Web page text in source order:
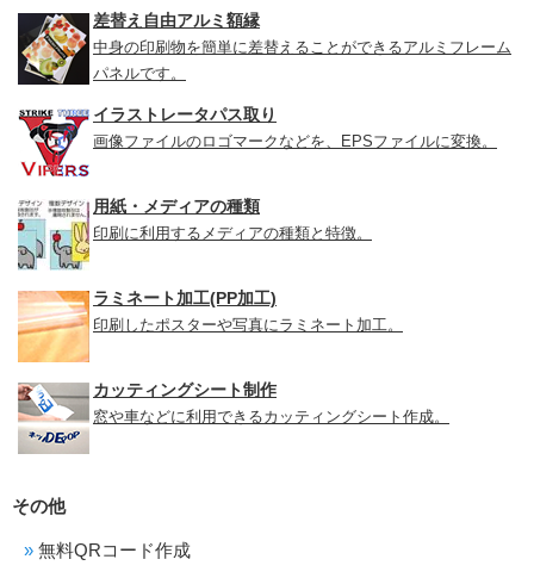
差替え自由アルミ額縁
中身の印刷物を簡単に差替えることができるアルミフレーム
パネルです。
イラストレータパス取り
画像ファイルのロゴマークなどを、EPSファイルに変換。
用紙・メディアの種類
印刷に利用するメディアの種類と特徴。
ラミネート加工(PP加工)
印刷したポスターや写真にラミネート加工。
カッティングシート制作
窓や車などに利用できるカッティングシート作成。
その他
無料QRコード作成